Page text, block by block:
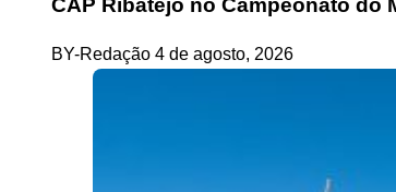
CAP Ribatejo no Campeonato do
BY-Redação 4 de agosto, 2026